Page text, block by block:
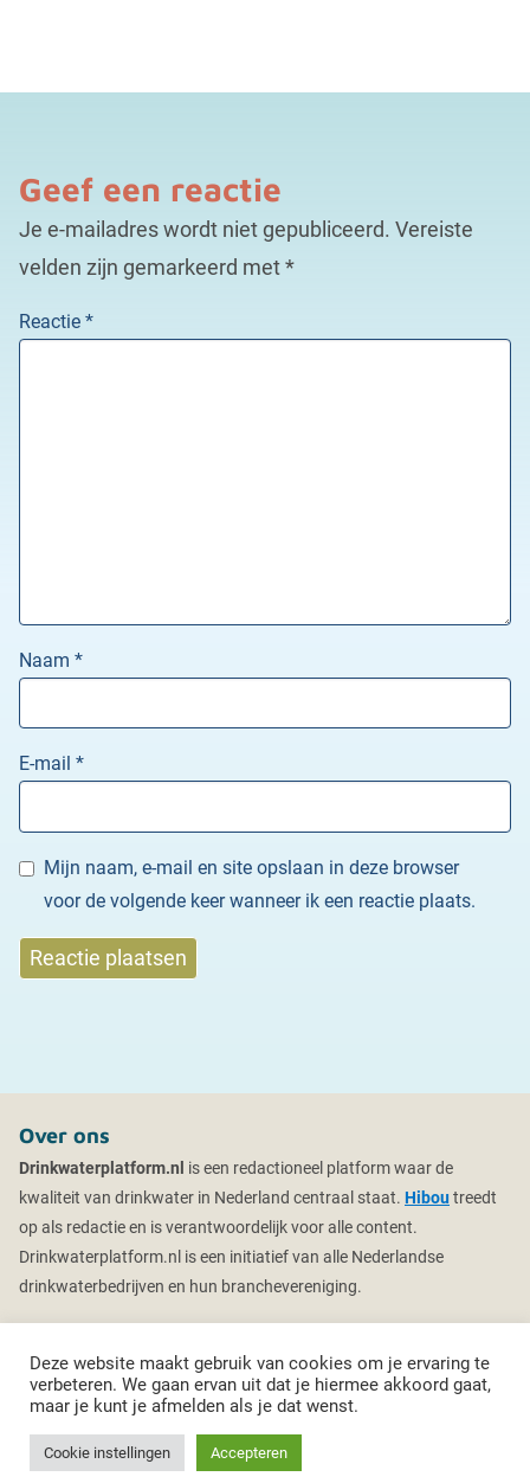
Geef een reactie
Je e-mailadres wordt niet gepubliceerd. Vereiste
velden zijn gemarkeerd met*
Reactie *
Naam *
E-mail *
Mijn naam, e-mail en site opslaan in deze browser
voor de volgende keer wanneer ik een reactie plaats.
Over ons
Drinkwaterplatform.nl is een redactioneel platform waar de
kwaliteit van drinkwater in Nederland centraal staat. Hiboutreedt
op als redactie en is verantwoordelijk voor alle content.
Drinkwaterplatform.nl is een initiatief van alle Nederlandse
drinkwaterbedrijven en hun branchevereniging.
© 2026 Drinkwaterplatform
Sitemap Privacybeleid
Deze website maakt gebruik van cookies om je ervaring te
verbeteren. We gaan ervan uit dat je hiermee akkoord gaat,
maar je kunt je afmelden als je dat wenst.
Cookie instellingen Accepteren